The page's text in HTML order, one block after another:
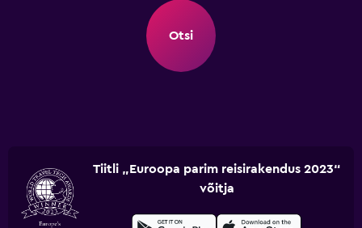
Otsi
Tiitli „Euroopa parim reisirakendus 2023“
võitja